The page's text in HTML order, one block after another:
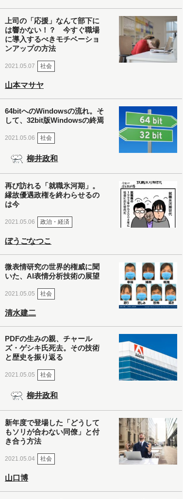
上司の「応援」なんて部下に
は響かない！？ 今すぐ職場
に導入するべきモチベーショ
ンアップの方法
2021.05.07 社会
山本マサヤ
64bitへのWindowsの流れ。そ
して、32bit版Windowsの終焉
2021.05.06 社会
柳井政和
再び訪れる「就職氷河期」。
縁故優遇政権を終わらせるの
は今
2021.05.06 政治・経済
ぼうごなつこ
微表情研究の世界的権威に聞
いた、AI表情分析技術の展望
2021.05.05 社会
清水建二
PDFの生みの親、チャール
ズ・ゲシキ氏死去。その技術
と歴史を振り返る
2021.05.05 社会
柳井政和
新年度で登場した「どうして
もソリが合わない同僚」と付
き合う方法
2021.05.04 社会
山口博